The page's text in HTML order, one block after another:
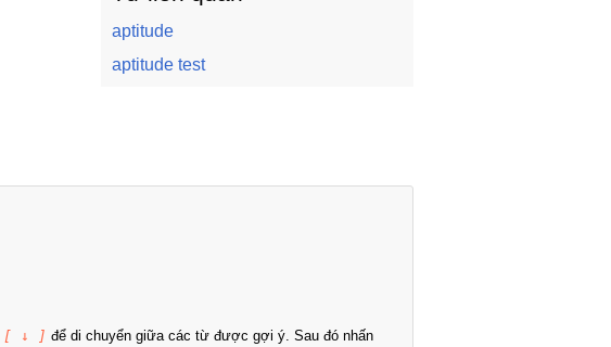
aptitude
aptitude test
[ ↓ ] để di chuyển giữa các từ được gợi ý. Sau đó nhấn